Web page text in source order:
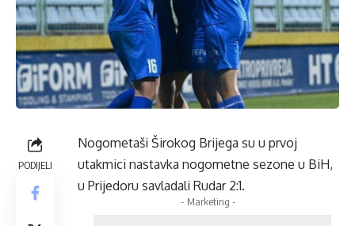
PODIJELI
Nogometaši Širokog Brijega su u prvoj
utakmici nastavka nogometne sezone u BiH,
u Prijedoru savladali Rudar 2:1.
- Marketing -